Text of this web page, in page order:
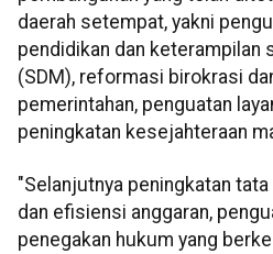
daerah setempat, yakni
pendidikan dan keterampilan
(SDM), reformasi birokrasi
pemerintahan, penguatan
peningkatan kesejahteraan
"Selanjutnya peningkatan
dan efisiensi anggaran,
penegakan hukum yang